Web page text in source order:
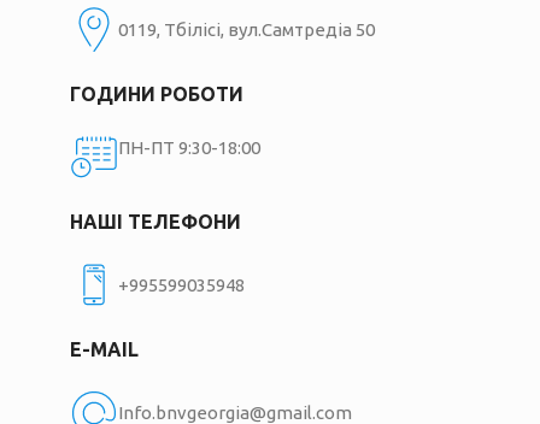
0119, Тбілісі, вул.Самтредіа 50
ГОДИНИ РОБОТИ
ПН-ПТ 9:30-18:00
НАШІ ТЕЛЕФОНИ
+995599035948
E-MAIL
Info.bnvgeorgia@gmail.com